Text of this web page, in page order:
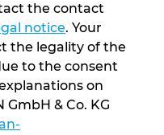
the contact
notice. Your
the legality of the
to the consent
on
& Co. KG